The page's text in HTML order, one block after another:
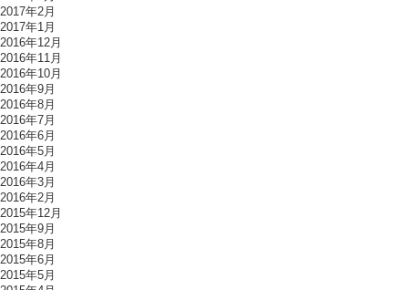
2017年2月
2017年1月
2016年12月
2016年11月
2016年10月
2016年9月
2016年8月
2016年7月
2016年6月
2016年5月
2016年4月
2016年3月
2016年2月
2015年12月
2015年9月
2015年8月
2015年6月
2015年5月